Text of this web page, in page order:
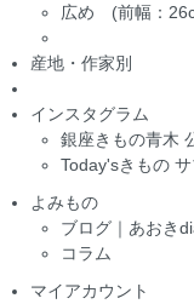
広め (前幅：
産地・作家別
インスタグラム
銀座きもの青木
Today'sきもの
よみもの
ブログ｜あおき
コラム
マイアカウント